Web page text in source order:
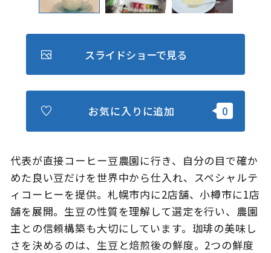
7つの国立公園
さっぽろ圏e旅ギフト
このサイトについて 観光資料
代表が直接コーヒー豆農園に行き、自分の目で確か
めた良い豆だけを世界中から仕入れ、スペシャルテ
ィコーヒーを提供。札幌市内に2店舗、小樽市に1店
舗を展開。生豆の性質を理解して選定を行い、農園
主との信頼構築も大切にしています。珈琲の美味し
さを決めるのは、生豆と焙煎後の鮮度。2つの鮮度
スライドショーで見る
お気に入りに追加